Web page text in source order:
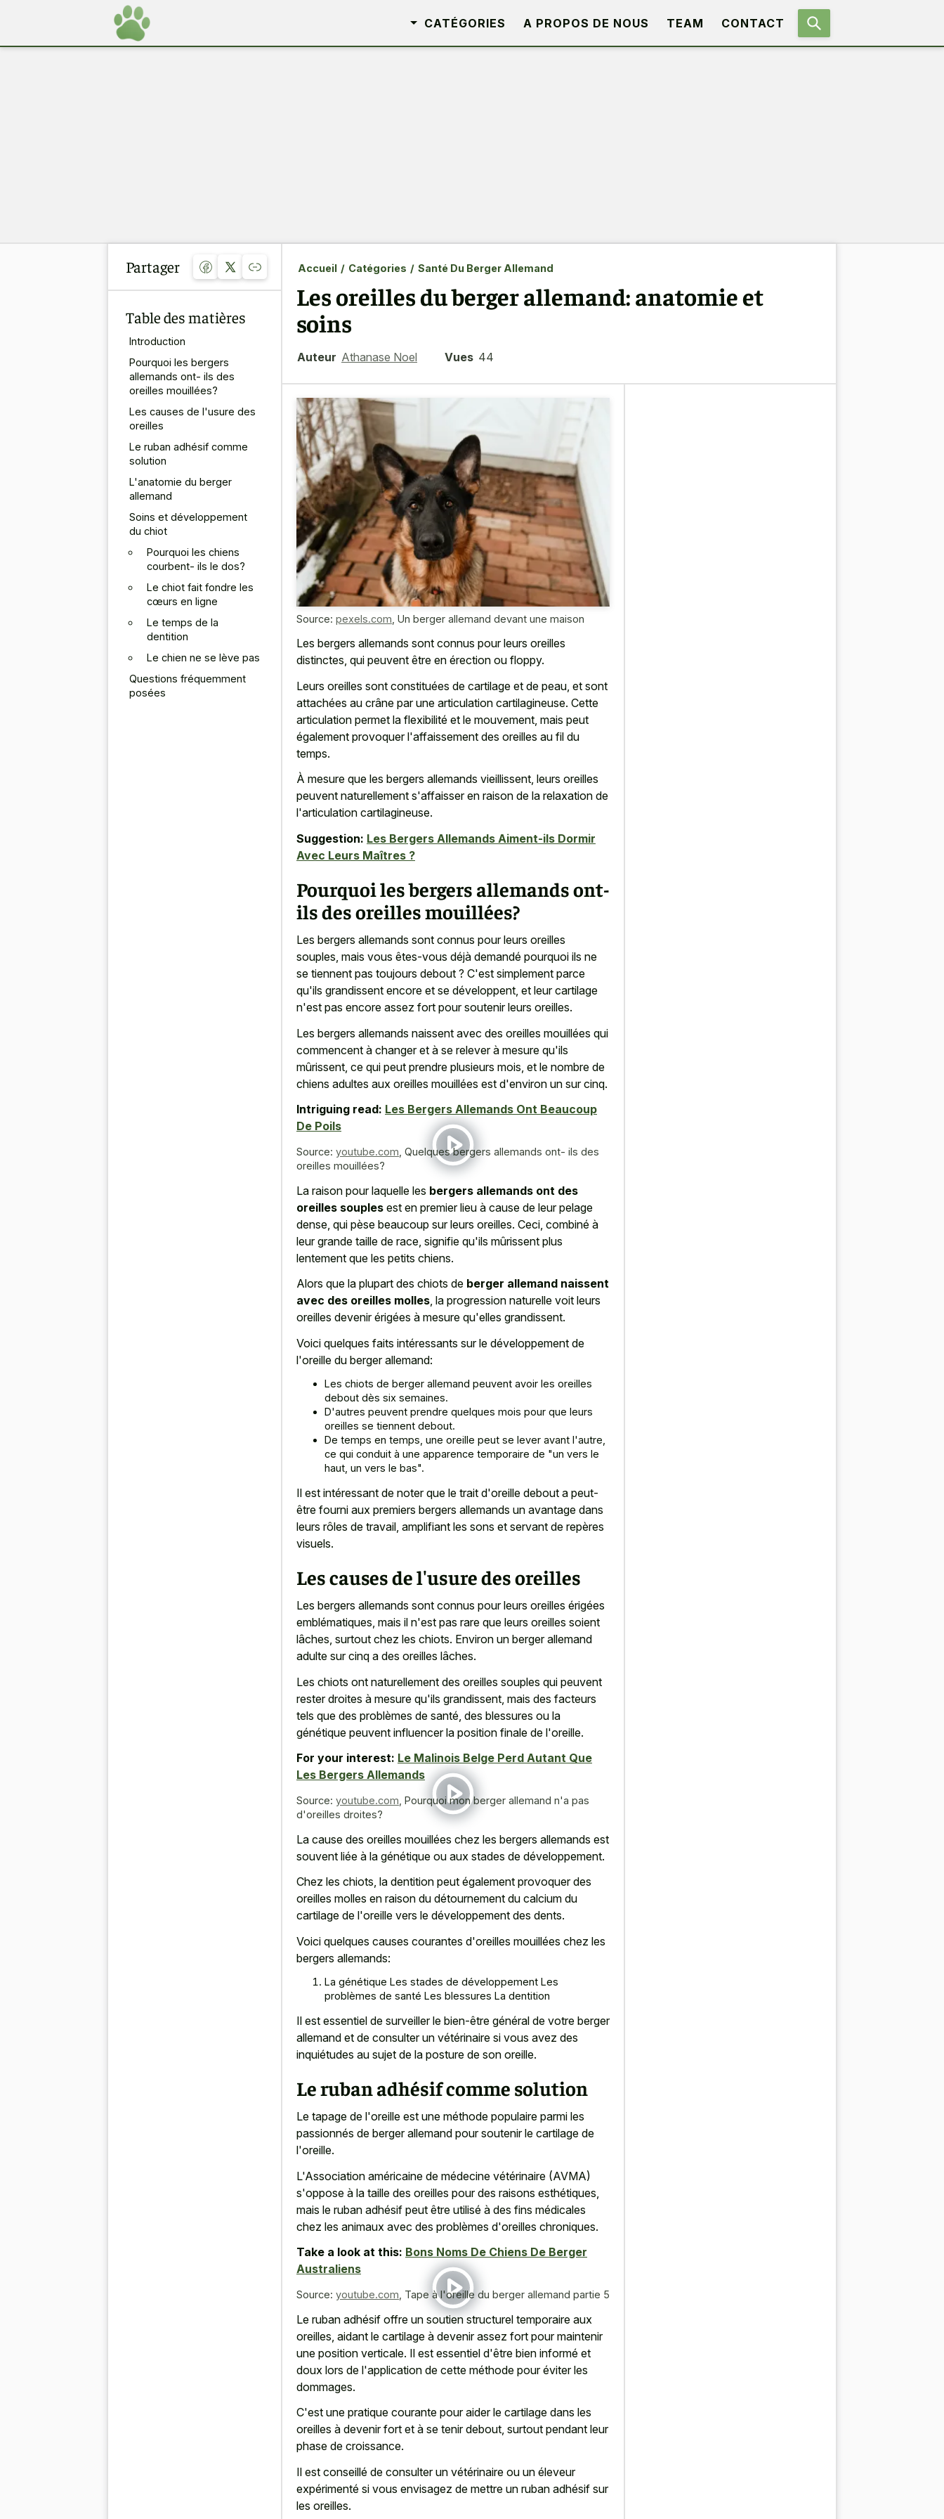
CATÉGORIES A PROPOS DE NOUS TEAM CONTACT
Partager
Table des matières
Introduction
Pourquoi les bergers
allemands ont- ils des
oreilles mouillées?
Les causes de l'usure des
oreilles
Le ruban adhésif comme
solution
L'anatomie du berger
allemand
Soins et développement
du chiot
Pourquoi les chiens
courbent- ils le dos?
Le chiot fait fondre les
cœurs en ligne
Le temps de la
dentition
Le chien ne se lève pas
Questions fréquemment
posées
Accueil / Catégories / Santé Du Berger Allemand
Les oreilles du berger allemand: anatomie et
soins
Auteur Athanase Noel Vues 44
Source: pexels.com Un berger allemand devant une maison
Les bergers allemands sont connus pour leurs oreilles
distinctes, qui peuvent être en érection ou floppy.
Leurs oreilles sont constituées de cartilage et de peau, et sont
attachées au crâne par une articulation cartilagineuse. Cette
articulation permet la flexibilité et le mouvement, mais peut
également provoquer l'affaissement des oreilles au fil du
temps.
À mesure que les bergers allemands vieillissent, leurs oreilles
peuvent naturellement s'affaisser en raison de la relaxation de
l'articulation cartilagineuse.
Suggestion: Les Bergers Allemands Aiment-ils Dormir
Avec Leurs Maîtres ?
Pourquoi les bergers allemands ont-
ils des oreilles mouillées?
Les bergers allemands sont connus pour leurs oreilles
souples, mais vous êtes-vous déjà demandé pourquoi ils ne
se tiennent pas toujours debout ? C'est simplement parce
qu'ils grandissent encore et se développent, et leur cartilage
n'est pas encore assez fort pour soutenir leurs oreilles.
Les bergers allemands naissent avec des oreilles mouillées qui
commencent à changer et à se relever à mesure qu'ils
mûrissent, ce qui peut prendre plusieurs mois, et le nombre de
chiens adultes aux oreilles mouillées est d'environ un sur cinq.
Intriguing read: Les Bergers Allemands Ont Beaucoup
De Poils
Source: youtube.com Quelques bergers allemands ont- ils des
oreilles mouillées?
La raison pour laquelle les bergers allemands ont des
oreilles souples est en premier lieu à cause de leur pelage
dense, qui pèse beaucoup sur leurs oreilles. Ceci, combiné à
leur grande taille de race, signifie qu'ils mûrissent plus
lentement que les petits chiens.
Alors que la plupart des chiots de berger allemand naissent
avec des oreilles molles, la progression naturelle voit leurs
oreilles devenir érigées à mesure qu'elles grandissent.
Voici quelques faits intéressants sur le développement de
l'oreille du berger allemand:
Les chiots de berger allemand peuvent avoir les oreilles
debout dès six semaines.
D'autres peuvent prendre quelques mois pour que leurs
oreilles se tiennent debout.
De temps en temps, une oreille peut se lever avant l'autre,
ce qui conduit à une apparence temporaire de "un vers le
haut, un vers le bas".
Il est intéressant de noter que le trait d'oreille debout a peut-
être fourni aux premiers bergers allemands un avantage dans
leurs rôles de travail, amplifiant les sons et servant de repères
visuels.
Les causes de l'usure des oreilles
Les bergers allemands sont connus pour leurs oreilles érigées
emblématiques, mais il n'est pas rare que leurs oreilles soient
lâches, surtout chez les chiots. Environ un berger allemand
adulte sur cinq a des oreilles lâches.
Les chiots ont naturellement des oreilles souples qui peuvent
rester droites à mesure qu'ils grandissent, mais des facteurs
tels que des problèmes de santé, des blessures ou la
génétique peuvent influencer la position finale de l'oreille.
For your interest: Le Malinois Belge Perd Autant Que
Les Bergers Allemands
Source: youtube.com Pourquoi mon berger allemand n'a pas
d'oreilles droites?
La cause des oreilles mouillées chez les bergers allemands est
souvent liée à la génétique ou aux stades de développement.
Chez les chiots, la dentition peut également provoquer des
oreilles molles en raison du détournement du calcium du
cartilage de l'oreille vers le développement des dents.
Voici quelques causes courantes d'oreilles mouillées chez les
bergers allemands:
La génétique Les stades de développement Les
problèmes de santé Les blessures La dentition
Il est essentiel de surveiller le bien-être général de votre berger
allemand et de consulter un vétérinaire si vous avez des
inquiétudes au sujet de la posture de son oreille.
Le ruban adhésif comme solution
Le tapage de l'oreille est une méthode populaire parmi les
passionnés de berger allemand pour soutenir le cartilage de
l'oreille.
L'Association américaine de médecine vétérinaire (AVMA)
s'oppose à la taille des oreilles pour des raisons esthétiques,
mais le ruban adhésif peut être utilisé à des fins médicales
chez les animaux avec des problèmes d'oreilles chroniques.
Take a look at this: Bons Noms De Chiens De Berger
Australiens
Source: youtube.com Tape à l'oreille du berger allemand partie 5
Le ruban adhésif offre un soutien structurel temporaire aux
oreilles, aidant le cartilage à devenir assez fort pour maintenir
une position verticale. Il est essentiel d'être bien informé et
doux lors de l'application de cette méthode pour éviter les
dommages.
C'est une pratique courante pour aider le cartilage dans les
oreilles à devenir fort et à se tenir debout, surtout pendant leur
phase de croissance.
Il est conseillé de consulter un vétérinaire ou un éleveur
expérimenté si vous envisagez de mettre un ruban adhésif sur
les oreilles.